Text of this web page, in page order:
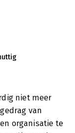
niet meer
van
organisatie te